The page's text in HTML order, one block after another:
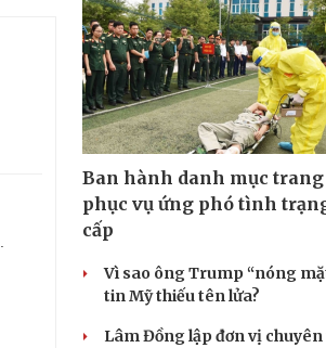
Ban hành danh mục
phục vụ ứng phó tình
cấp
Vì sao ông Trump “nóng
tin Mỹ thiếu tên lửa?
Lâm Đồng lập đơn vị